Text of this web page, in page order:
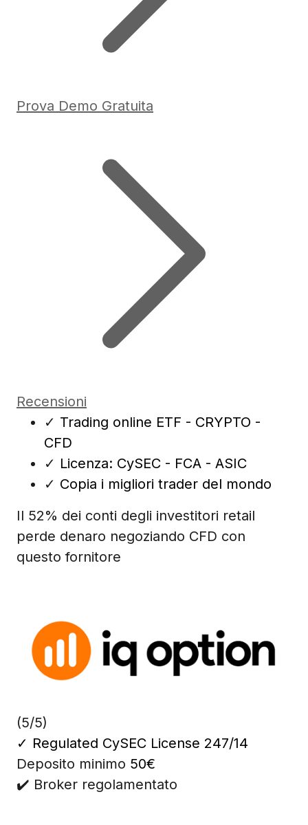
Prova Demo Gratuita
Recensioni
✓ Trading online ETF - CRYPTO -
CFD
✓ Licenza: CySEC - FCA - ASIC
✓ Copia i migliori trader del mondo
Il 52% dei conti degli investitori retail
perde denaro negoziando CFD con
questo fornitore
(5/5)
✓ Regulated CySEC License 247/14
Deposito minimo 50€
✔️ Broker regolamentato